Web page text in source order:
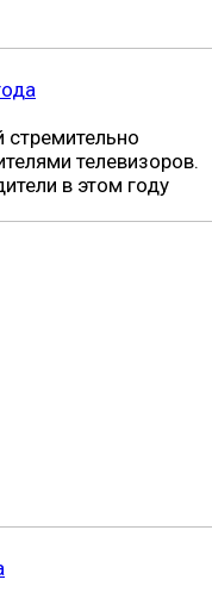
телевизоров.
в этом году